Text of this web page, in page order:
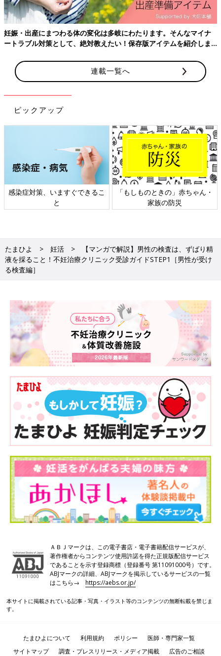
精子は熱に弱く、高熱が続くと精子の数が減ります。時間ととも
に造精機能は回復するので、解熱から3カ月経てば問題ありませ
ん。
サウナやスポーツなどで高温の環境に長くいると造精機能は落ち
□育毛剤を使っているか
育毛剤は男性ホルモンを抑制する働きがあるため精子に影響する
ほか、性欲そのものが減退してしまうこともあります。
「いつかのための不妊治療クリニック受診ガイド」、次の記事は
【STEP2 不妊の原因について】をお届けします。
ぜひ、ご覧ください！
不妊の原因について］
妊活を始めたけれど…なかなか妊娠しない。そ
ろそろクリニックに行ったほうがいい？ クリニ
回は、【ステップ2】 不妊の原因について、齊
藤英和先生に詳しく解説していただきました。
検査が済むと、病気があれば治療をして、場合
によっては病気の治療と並行して、いよいよ不
妊治療の計画を立てます。まずは医師の指導の
もと、タイミング法からスタートするのがスタ
ンダードです。
齊藤英和 先生
【マンガで解説】男女2人で同時に検査
がタイパよし！不妊治療クリニック受診
ガイド［受診前の準備＆心得］
妊活を始めたけれど…なかなか妊娠しない。そ
ろそろクリニックに行ったほうがいい？ クリニ
ックでの不妊治療の最初のステップは「検査」
です。どんな検査をするのか、また必要な準備
についてマンガでお伝えします！ その先にある
治療の内容についても知っておきましょう。 今
回は、【ファーストステップ】 受診前の準備・
心得について、齊藤英和先生に詳しく解説して
いただきました。
■マンガ・イラスト/本田佳世
■構成・文/関川香織
※記事掲載の内容は2026年1月28日現在のものです。以降変更さ
れることもありますので、ご了承ください。
▼『妊活たまごクラブ2026-2027』は、妊活に役立
つ情報が一冊に詰まった妊活スタートブック
妊娠・出産にまつわる体の変化は多岐にわたります。そんなマイナ
ートラブル対策として、絶対教えたい！保存版アイテムを紹介しま
連載一覧へ
ピックアップ
感染症対策、いますぐできるこ
と
「もしものときの」赤ちゃん・
家族の防災
たまひよ 妊活
【マンガで解説】男性の検査は、ずばり精
液を採ること！不妊治療クリニック受診ガイドSTEP1［男性が受け
る検査編］
ＡＢＪマークは、この電子書店・電子書籍配信サービスが、
著作権者からコンテンツ使用許諾を得た正規版配信サービス
であることを示す登録商標（登録番号 第11091000号）です。
ABJマークの詳細、ABJマークを掲示しているサービスの一覧
はこちら→https://aebs.or.jp/
本サイトに掲載されている記事・写真・イラスト等のコンテンツの無断転載を禁じま
す。
たまひよについて 利用規約 ポリシー
医師・専門家一覧
サイトマップ
調査・プレスリリース・メディア掲載 広告のご相談